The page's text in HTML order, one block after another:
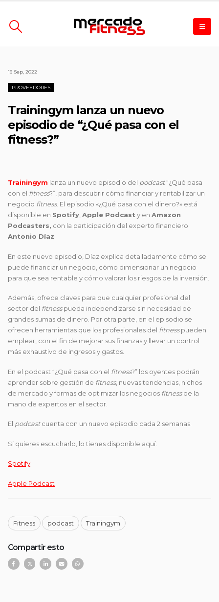
16 Sep, 2022
PROVEEDORES
Trainingym lanza un nuevo
episodio de “¿Qué pasa con el
fitness?”
Trainingym lanza un nuevo episodio del podcast“¿Qué pasa
con el fitness?”, para descubrir cómo financiar y rentabilizar un
negocio fitness. El episodio «¿Qué pasa con el dinero?» está
disponible en Spotify Apple Podcast y en Amazon
Podcasters, con la participación del experto financiero
Antonio Díaz
En este nuevo episodio, Díaz explica detalladamente cómo se
puede financiar un negocio, cómo dimensionar un negocio
para que sea rentable y cómo valorar los riesgos de la inversión.
Además, ofrece claves para que cualquier profesional del
sector del fitnesspueda independizarse sin necesidad de
grandes sumas de dinero. Por otra parte, en el episodio se
ofrecen herramientas que los profesionales del fitnesspueden
emplear, con el fin de mejorar sus finanzas y llevar un control
más exhaustivo de ingresos y gastos.
En el podcast “¿Qué pasa con el fitness?” los oyentes podrán
aprender sobre gestión de fitness, nuevas tendencias, nichos
de mercado y formas de optimizar los negocios fitnessde la
mano de expertos en el sector.
El podcastcuenta con un nuevo episodio cada 2 semanas.
Si quieres escucharlo, lo tienes disponible aquí:
Spotify
Apple Podcast
Fitness podcast Trainingym
Compartir esto